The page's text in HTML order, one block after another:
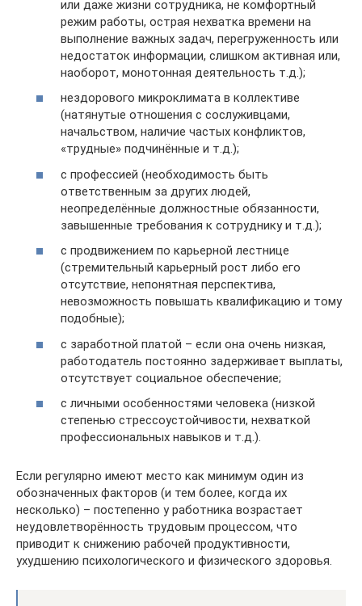
или даже жизни сотрудника, не комфортный
режим работы, острая нехватка времени на
выполнение важных задач, перегруженность или
недостаток информации, слишком активная или,
наоборот, монотонная деятельность т.д.);
нездорового микроклимата в коллективе
(натянутые отношения с сослуживцами,
начальством, наличие частых конфликтов,
«трудные» подчинённые и т.д.);
с профессией (необходимость быть
ответственным за других людей,
неопределённые должностные обязанности,
завышенные требования к сотруднику и т.д.);
с продвижением по карьерной лестнице
(стремительный карьерный рост либо его
отсутствие, непонятная перспектива,
невозможность повышать квалификацию и тому
подобные);
с заработной платой – если она очень низкая,
работодатель постоянно задерживает выплаты,
отсутствует социальное обеспечение;
с личными особенностями человека (низкой
степенью стрессоустойчивости, нехваткой
профессиональных навыков и т.д.).
Если регулярно имеют место как минимум один из
обозначенных факторов (и тем более, когда их
несколько) – постепенно у работника возрастает
неудовлетворённость трудовым процессом, что
приводит к снижению рабочей продуктивности,
ухудшению психологического и физического здоровья.